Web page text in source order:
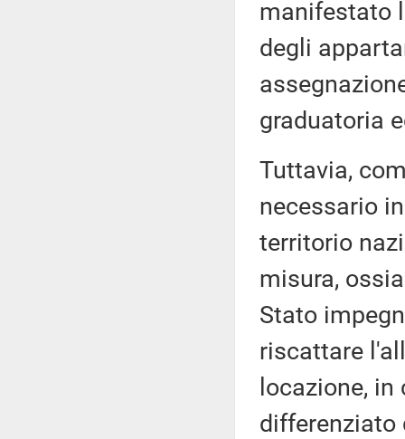
manifestato
degli
graduatoria
Tuttavia,
necessario
territorio
misura,
Stato
riscattare
locazione,
differenziato